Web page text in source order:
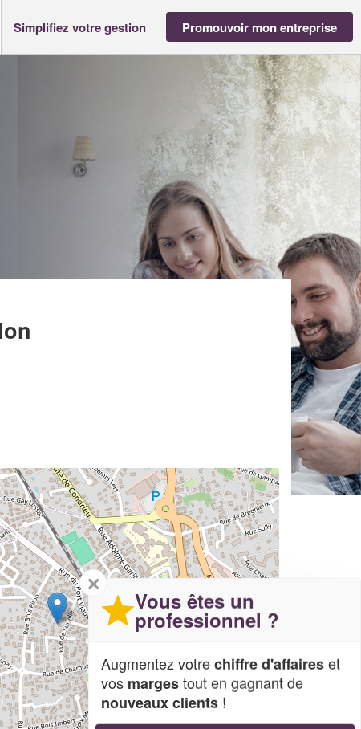
Simplifiez votre gestion Promouvoir mon entreprise
✕
Vous êtes un
professionnel ?
Augmentez votrechiffre d'affaireset
vos margestout en gagnant de
nouveaux clients !